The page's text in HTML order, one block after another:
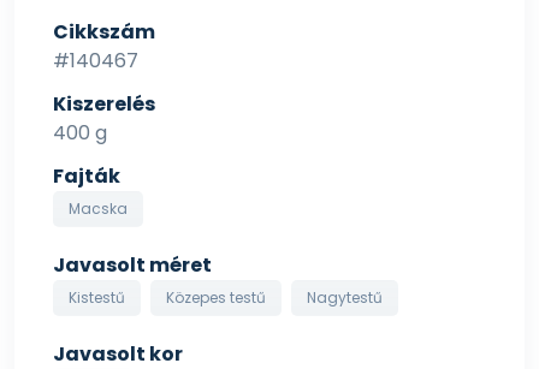
Cikkszám
#140467
Kiszerelés
400 g
Fajták
Macska
Javasolt méret
Kistestű Közepes testű Nagytestű
Javasolt kor